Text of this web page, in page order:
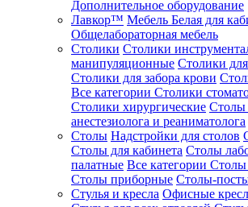
Дополнительное оборудование
Лавкор™ Мебель Белая для
Общелабораторная мебель
Столики Столики
манипуляционные Столики
Столики для забора крови
Все категории Столики
Столики хирургические Столы
анестезиолога и реаниматолога
Столы Надстройки для столов
Столы для кабинета Столы
палатные Все категории Столы
Столы приборные Столы-
Стулья и кресла Офисные